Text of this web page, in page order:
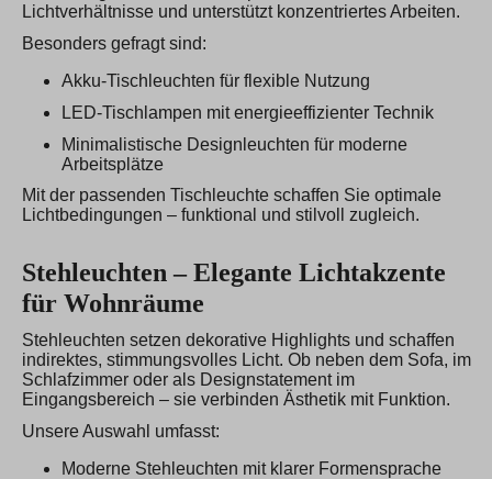
Lichtverhältnisse und unterstützt konzentriertes Arbeiten.
Besonders gefragt sind:
Akku-Tischleuchten für flexible Nutzung
LED-Tischlampen mit energieeffizienter Technik
Minimalistische Designleuchten für moderne
Arbeitsplätze
Mit der passenden Tischleuchte schaffen Sie optimale
Lichtbedingungen – funktional und stilvoll zugleich.
Stehleuchten – Elegante Lichtakzente
für Wohnräume
Stehleuchten setzen dekorative Highlights und schaffen
indirektes, stimmungsvolles Licht. Ob neben dem Sofa, im
Schlafzimmer oder als Designstatement im
Eingangsbereich – sie verbinden Ästhetik mit Funktion.
Unsere Auswahl umfasst:
Moderne Stehleuchten mit klarer Formensprache